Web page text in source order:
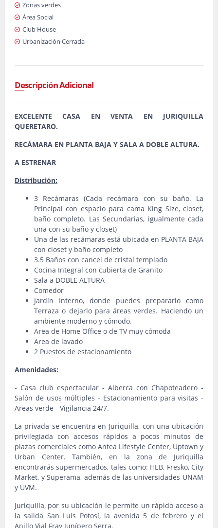
Zonas verdes
Área Social
Club House
Urbanización Cerrada
Descripción Adicional
EXCELENTE CASA EN VENTA EN JURIQUILLA
QUERETARO.
RECÁMARA EN PLANTA BAJA Y SALA A DOBLE ALTURA.
A ESTRENAR
Distribución:
3 Recámaras (Cada recámara con su baño. La
Principal con espacio para cama King Size, closet,
baño completo. Las Secundarias, igualmente cada
una con su baño y closet)
Una de las recámaras está ubicada en PLANTA BAJA
con closet y baño completo
3.5 Baños con cancel de cristal templado
Cocina Integral con cubierta de Granito
Sala a DOBLE ALTURA
Comedor
Jardín Interno, donde puedes prepararlo como
Terraza o dejarlo para áreas verdes. Haciendo un
ambiente moderno y cómodo.
Area de Home Office o de TV muy cómoda
Area de lavado
2 Puestos de estacionamiento
Amenidades:
- Casa club espectacular - Alberca con Chapoteadero -
Salón de usos múltiples - Estacionamiento para visitas -
Areas verde - Vigilancia 24/7.
La privada se encuentra en Juriquilla, con una ubicación
privilegiada con accesos rápidos a pocos minutos de
plazas comerciales como Antea Lifestyle Center, Uptown y
Urban Center. También, en la zona de Juriquilla
encontrarás supermercados, tales como: HEB, Fresko, City
Market, y Superama, además de las universidades UNAM
y UVM.
Juriquilla, por su ubicación le permite un rápido acceso a
la salida San Luis Potosí, la avenida 5 de febrero y el
Anillo Vial Fray Junípero Serra.